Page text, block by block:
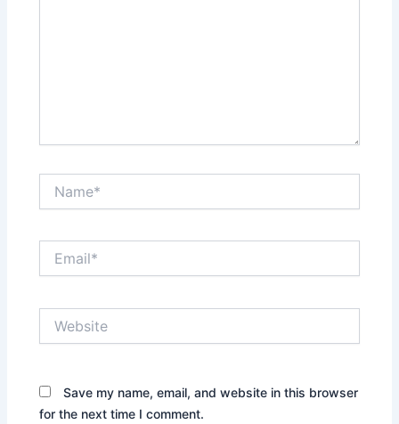
Save my name, email, and website in this browser
for the next time I comment.